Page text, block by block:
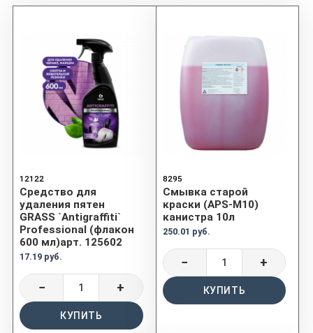
12122
Средство для
удаления пятен
GRASS `Antigraffiti`
Professional (флакон
600 мл)арт. 125602
17.19 руб.
− +
КУПИТЬ
8295
Смывка старой
краски (APS-M10)
канистра 10л
250.01 руб.
− +
КУПИТЬ